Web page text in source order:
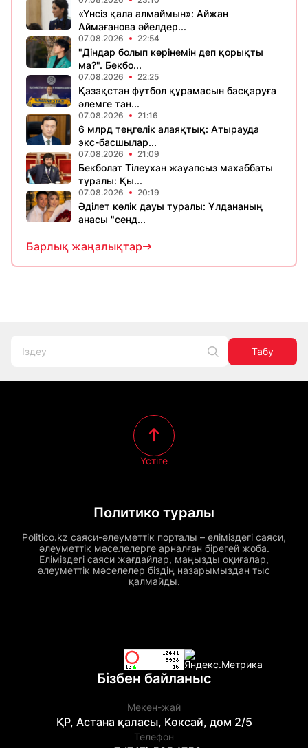
«Үнсіз қала алмаймын»: Айжан
Аймағанова әйелдер...
07.08.2026 22:54
"Діндар болып көрінемін деп қорықты
ма?". Бекбо...
07.08.2026 22:25
Қазақстан футбол құрамасын басқаруға
әлемге тан...
07.08.2026 21:16
6 млрд теңгелік алаяқтық: Атырауда
экс-басшылар...
07.08.2026 21:09
Бекболат Тілеухан жауапсыз махаббаты
туралы: Қы...
07.08.2026 20:19
Әділет көлік дауы туралы: Ұлдананың
анасы "сенд...
Барлық жаңалықтар
Табу
Политико туралы
Politico.kz саяси-әлеуметтік порталы – еліміздегі саяси,
әлеуметтік мәселелерге арналған бірегей жоба.
Еліміздегі саяси жағдайлар, маңызды оқиғалар,
әлеуметтік мәселелер біздің назарымыздан тыс
қалмайды.
Үстіге
Бізбен байланыс
Мекен-жай
ҚР, Астана қаласы, Көксай, дом 2/5
Телефон